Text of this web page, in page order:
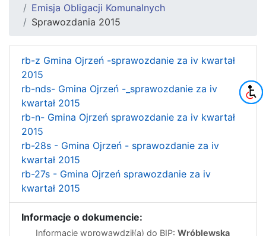
Emisja Obligacji Komunalnych
Sprawozdania 2015
rb-z Gmina Ojrzeń -sprawozdanie za iv kwartał
2015
rb-nds- Gmina Ojrzeń -_sprawozdanie za iv
kwartał 2015
rb-n- Gmina Ojrzeń sprawozdanie za iv kwartał
2015
rb-28s - Gmina Ojrzeń - sprawozdanie za iv
kwartał 2015
rb-27s - Gmina Ojrzeń sprawozdanie za iv
kwartał 2015
Informacje o dokumencie:
Informację wprowawdził(a) do BIP: Wróblewska